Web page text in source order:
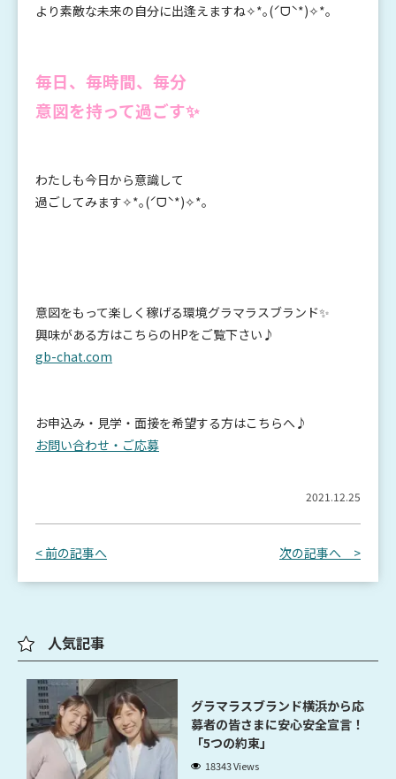
より素敵な未来の自分に出逢えますね✧*｡(ˊᗜˋ*)✧*｡
毎日、毎時間、毎分
意図を持って過ごす✨
わたしも今日から意識して
過ごしてみます✧*｡(ˊᗜˋ*)✧*｡
意図をもって楽しく稼げる環境グラマラスブランド✨
興味がある方はこちらのHPをご覧下さい♪
gb-chat.com
お申込み・見学・面接を希望する方はこちらへ♪
お問い合わせ・ご応募
2021.12.25
< 前の記事へ 次の記事へ >
人気記事
グラマラスブランド横浜から応
募者の皆さまに安心安全宣言！
「5つの約束」
18343 Views